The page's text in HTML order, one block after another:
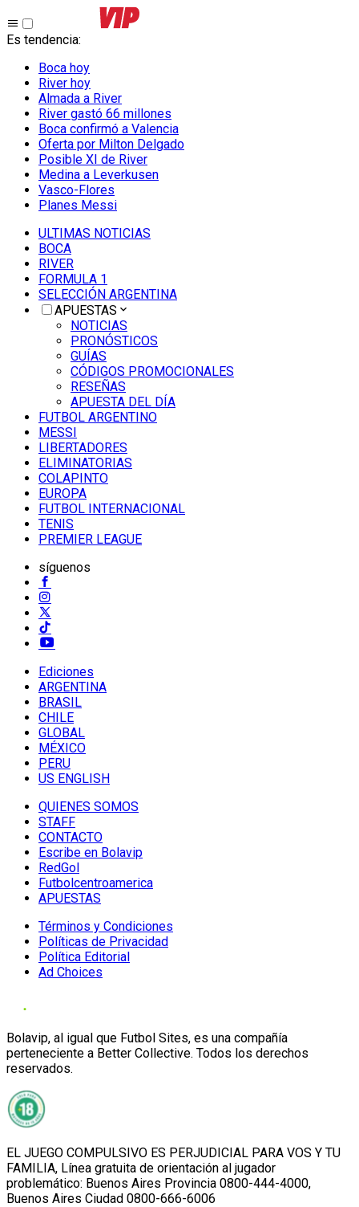
Es tendencia:
Boca hoy
River hoy
Almada a River
River gastó 66 millones
Boca confirmó a Valencia
Oferta por Milton Delgado
Posible XI de River
Medina a Leverkusen
Vasco-Flores
Planes Messi
ULTIMAS NOTICIAS
BOCA
RIVER
FORMULA 1
SELECCIÓN ARGENTINA
APUESTAS
NOTICIAS
PRONÓSTICOS
GUÍAS
CÓDIGOS PROMOCIONALES
RESEÑAS
APUESTA DEL DÍA
FUTBOL ARGENTINO
MESSI
LIBERTADORES
ELIMINATORIAS
COLAPINTO
EUROPA
FUTBOL INTERNACIONAL
TENIS
PREMIER LEAGUE
síguenos
Ediciones
ARGENTINA
BRASIL
CHILE
GLOBAL
MÉXICO
PERU
US ENGLISH
QUIENES SOMOS
STAFF
CONTACTO
Escribe en Bolavip
RedGol
Futbolcentroamerica
APUESTAS
Términos y Condiciones
Políticas de Privacidad
Política Editorial
Ad Choices
Bolavip, al igual que Futbol Sites, es una compañía
perteneciente a Better Collective. Todos los derechos
reservados.
EL JUEGO COMPULSIVO ES PERJUDICIAL PARA VOS Y TU
FAMILIA, Línea gratuita de orientación al jugador
problemático: Buenos Aires Provincia 0800-444-4000,
Buenos Aires Ciudad 0800-666-6006